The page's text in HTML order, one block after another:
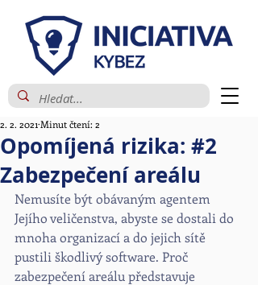
Opomíjená rizika: #2
Zabezpečení areálu
2. 2. 2021 Minut čtení: 2
Nemusíte být obávaným agentem
Jejího veličenstva, abyste se dostali do
mnoha organizací a do jejich sítě
pustili škodlivý software. Proč
zabezpečení areálu představuje